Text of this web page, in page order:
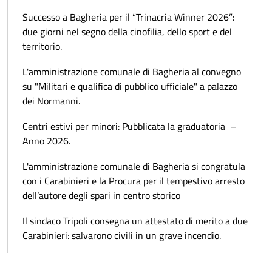
Successo a Bagheria per il “Trinacria Winner 2026”:
due giorni nel segno della cinofilia, dello sport e del
territorio.
L'amministrazione comunale di Bagheria al convegno
su "Militari e qualifica di pubblico ufficiale" a palazzo
dei Normanni.
Centri estivi per minori: Pubblicata la graduatoria –
Anno 2026.
L'amministrazione comunale di Bagheria si congratula
con i Carabinieri e la Procura per il tempestivo arresto
dell’autore degli spari in centro storico
Il sindaco Tripoli consegna un attestato di merito a due
Carabinieri: salvarono civili in un grave incendio.